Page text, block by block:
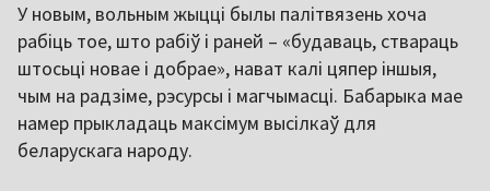
У новым, вольным жыцці былы палітвязень хоча
рабіць тое, што рабіў і раней – «будаваць, ствараць
штосьці новае і добрае», нават калі цяпер іншыя,
чым на радзіме, рэсурсы і магчымасці. Бабарыка мае
намер прыкладаць максімум высілкаў для
беларускага народу.